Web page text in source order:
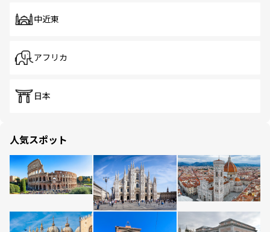
中近東
アフリカ
日本
人気スポット